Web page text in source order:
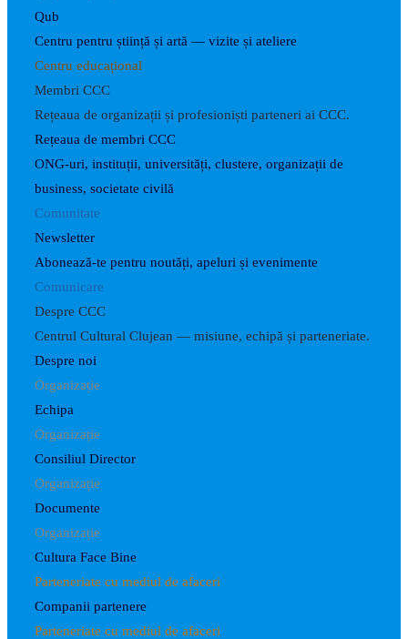
Qub
Centru pentru știință și artă — vizite și ateliere
Centru educațional
Membri CCC
Rețeaua de organizații și profesioniști parteneri ai CCC.
Rețeaua de membri CCC
ONG-uri, instituții, universități, clustere, organizații de
business, societate civilă
Comunitate
Newsletter
Abonează-te pentru noutăți, apeluri și evenimente
Comunicare
Despre CCC
Centrul Cultural Clujean — misiune, echipă și parteneriate.
Despre noi
Organizație
Echipa
Organizație
Consiliul Director
Organizație
Documente
Organizație
Cultura Face Bine
Parteneriate cu mediul de afaceri
Companii partenere
Parteneriate cu mediul de afaceri